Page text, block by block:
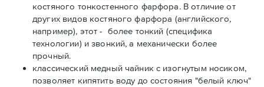
костяного тонкостенного фарфора. В отличие от
других видов костяного фарфора (английского,
например), этот - более тонкий (специфика
технологии) и звонкий, а механически более
прочный.
классический медный чайник с изогнутым носиком,
позволяет кипятить воду до состояния "белый ключ"